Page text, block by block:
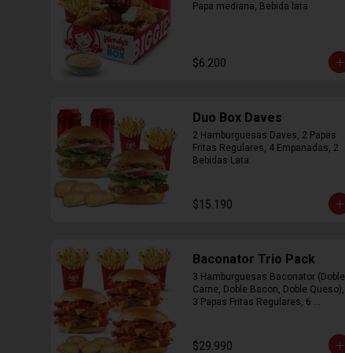
Papa mediana, Bebida lata
$6.200
Duo Box Daves
2 Hamburguesas Daves, 2 Papas
Fritas Regulares, 4 Empanadas, 2
Bebidas Lata.
$15.190
Baconator Trio Pack
3 Hamburguesas Baconator (Doble
Carne, Doble Bacon, Doble Queso),
3 Papas Fritas Regulares, 6
$29.990